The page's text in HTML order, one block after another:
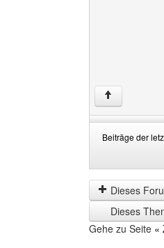
↑
Beiträge der
der
letzten
Zeit
anzeigen
by
Dieses
Dieses
Gehe zu Seite «